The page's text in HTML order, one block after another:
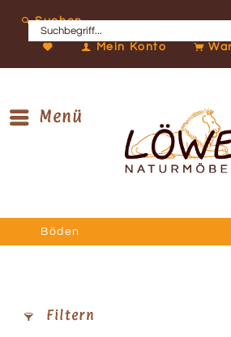
Suchen
Mein Konto
Menü
Böden
Filtern